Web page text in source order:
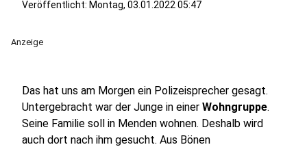
Veröffentlicht: Montag, 03.01.2022 05:47
Anzeige
Das hat uns am Morgen ein Polizeisprecher gesagt.
Untergebracht war der Junge in einer Wohngruppe.
Seine Familie soll in Menden wohnen. Deshalb wird
auch dort nach ihm gesucht. Aus Bönen